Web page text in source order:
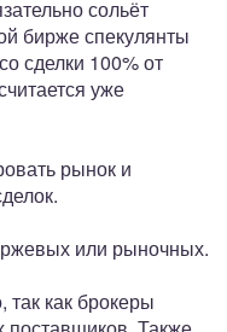
сольёт
бирже спекулянты
сделки 100% от
уже
рынок и
или рыночных.
так как брокеры